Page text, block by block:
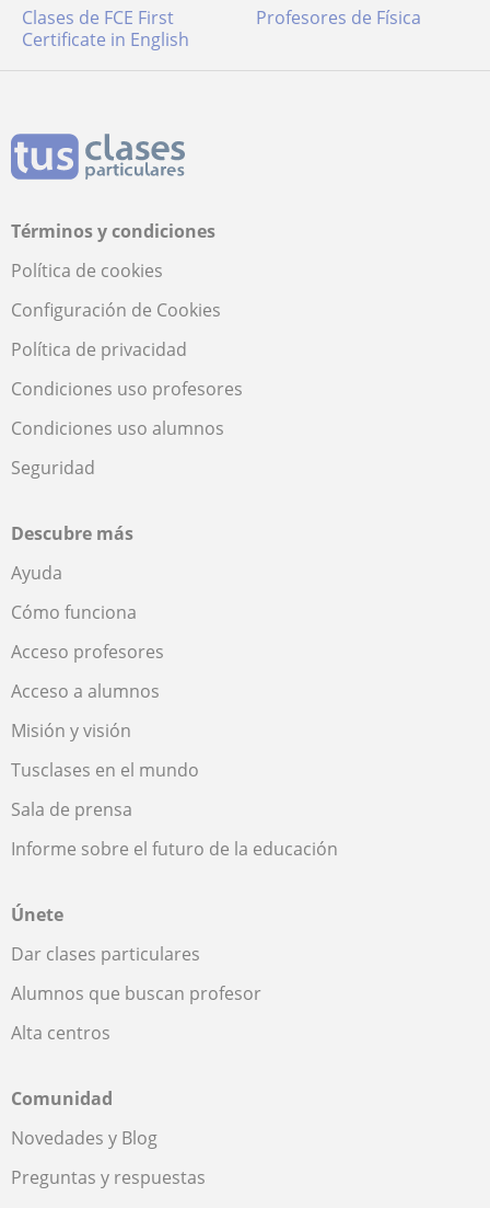
Clases de FCE First
Certificate in English
Profesores de Física
Términos y condiciones
Política de cookies
Configuración de Cookies
Política de privacidad
Condiciones uso profesores
Condiciones uso alumnos
Seguridad
Descubre más
Ayuda
Cómo funciona
Acceso profesores
Acceso a alumnos
Misión y visión
Tusclases en el mundo
Sala de prensa
Informe sobre el futuro de la educación
Únete
Dar clases particulares
Alumnos que buscan profesor
Alta centros
Comunidad
Novedades y Blog
Preguntas y respuestas